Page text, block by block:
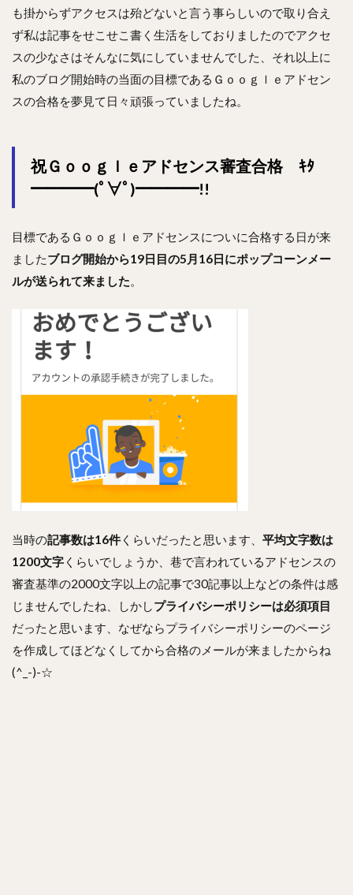
も掛からずアクセスは殆どないと言う事らしいので取り合え
ず私は記事をせこせこ書く生活をしておりましたのでアクセ
スの少なさはそんなに気にしていませんでした、それ以上に
私のブログ開始時の当面の目標であるＧｏｏｇｌｅアドセン
スの合格を夢見て日々頑張っていましたね。
祝Ｇｏｏｇｌｅアドセンス審査合格 ｷﾀ
━━━━(ﾟ∀ﾟ)━━━━!!
目標であるＧｏｏｇｌｅアドセンスについに合格する日が来
ましたブログ開始から19日目の5月16日にポップコーンメー
ルが送られて来ました。
当時の記事数は16件くらいだったと思います、 平均文字数は
1200文字 くらいでしょうか、巷で言われているアドセンスの
審査基準の2000文字以上の記事で30記事以上などの条件は感
じませんでしたね、しかしプライバシーポリシーは必須項目
だったと思います、なぜならプライバシーポリシーのページ
を作成してほどなくしてから合格のメールが来ましたからね
(^_-)-☆